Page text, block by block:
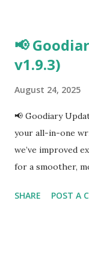
gallery by date
📢
v1.9.3)
August 24, 2025
📢 Goodiary
your all-in-one
we’ve improved
for a smoother,
Enjoy
SHARE POST A